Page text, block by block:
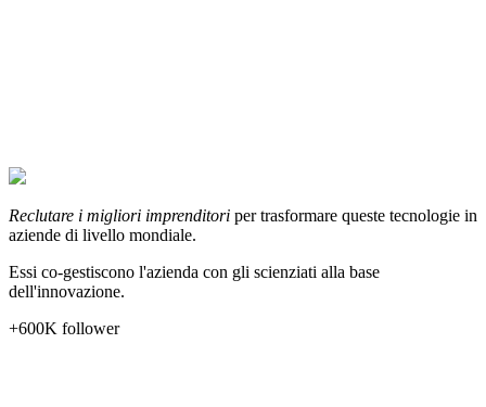
Reclutare i migliori imprenditori per trasformare queste tecnologie in
aziende di livello mondiale.
Essi co-gestiscono l'azienda con gli scienziati alla base
dell'innovazione.
+600K follower